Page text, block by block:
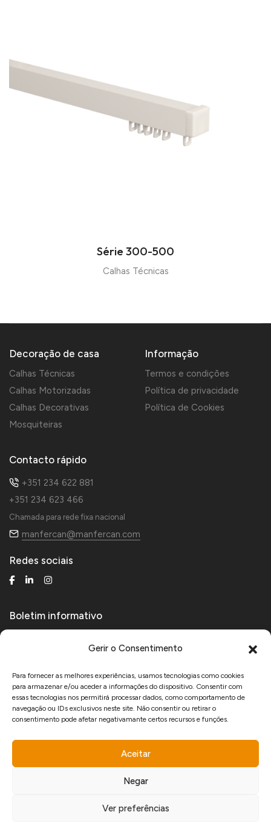
Gerir o Consentimento
Para fornecer as melhores experiências, usamos tecnologias como cookies
para armazenar e/ou aceder a informações do dispositivo. Consentir com
essas tecnologias nos permitirá processar dados, como comportamento de
navegação ou IDs exclusivos neste site. Não consentir ou retirar o
consentimento pode afetar negativamante certos recursos e funções.
Aceitar
Negar
Ver preferências
Série 300-500
Calhas Técnicas
Decoração de casa
Calhas Técnicas
Calhas Motorizadas
Calhas Decorativas
Mosquiteiras
Informação
Termos e condições
Política de privacidade
Política de Cookies
Contacto rápido
+351 234 622 881
+351 234 623 466
Chamada para rede fixa nacional
manfercan@manfercan.com
Redes sociais
Boletim informativo
Aceito receber comunicações de marketing da Manfercan e declaro que li e
aceito aPolítica de Privacidade.
www.recuperarportugal.gov.pt
developed by